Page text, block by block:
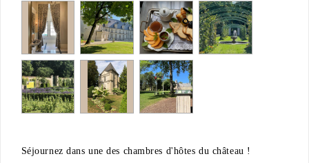
Séjournez dans une des chambres d'hôtes du château !